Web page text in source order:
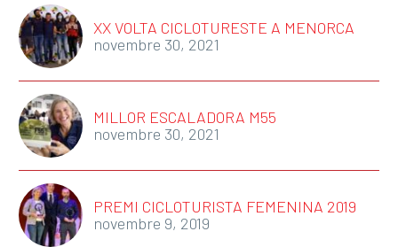
XX VOLTA CICLOTURESTE A MENORCA
novembre 30, 2021
MILLOR ESCALADORA M55
novembre 30, 2021
PREMI CICLOTURISTA FEMENINA 2019
novembre 9, 2019